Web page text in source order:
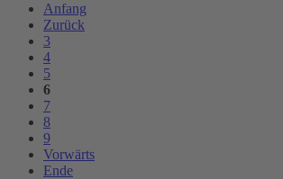
Anfang
Zurück
3
4
5
6
7
8
9
Vorwärts
Ende